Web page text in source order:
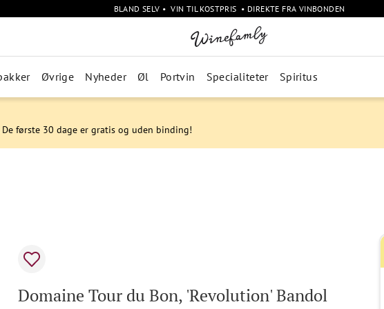
BLAND SELV • VIN TIL KOSTPRIS • DIREKTE FRA VINBONDEN
Øvrige Nyheder Øl Portvin Specialiteter Spiritus
første 30 dage er gratis og uden binding!
Domaine Tour du Bon, 'Revolution' Bandol